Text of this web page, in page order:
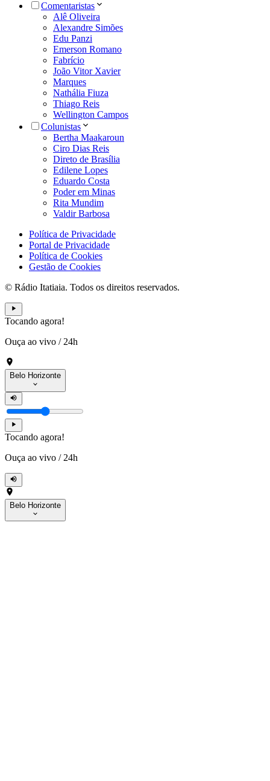
Comentaristas
Alê Oliveira
Alexandre Simões
Edu Panzi
Emerson Romano
Fabrício
João Vitor Xavier
Marques
Nathália Fiuza
Thiago Reis
Wellington Campos
Colunistas
Bertha Maakaroun
Ciro Dias Reis
Direto de Brasília
Edilene Lopes
Eduardo Costa
Poder em Minas
Rita Mundim
Valdir Barbosa
Política de Privacidade
Portal de Privacidade
Política de Cookies
Gestão de Cookies
© Rádio Itatiaia. Todos os direitos reservados.
Tocando agora!
Ouça ao vivo / 24h
Belo Horizonte
Tocando agora!
Ouça ao vivo / 24h
Belo Horizonte